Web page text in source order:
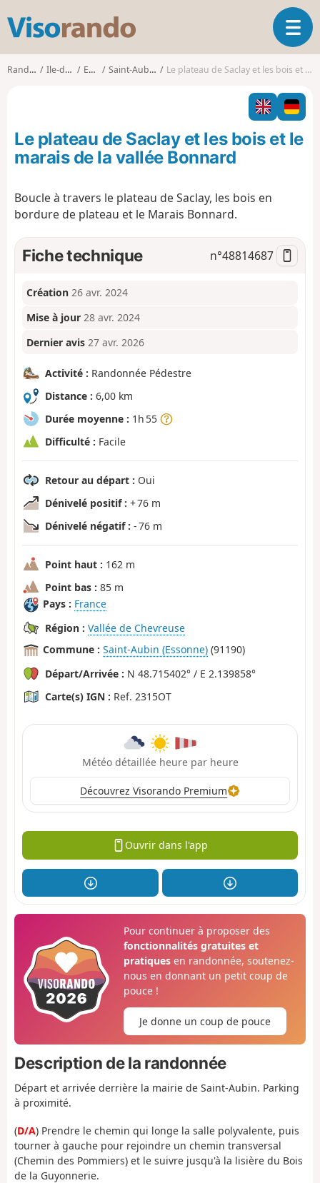
s
o
o
O
u
i
r
l
a
t
Randonnées Ile-de-France Essonne Saint-Aubin (Essonne) Le plateau de Saclay et les bois et le marais de la vallée Bonnard
Le plateau de Saclay et les bois et le
marais de la vallée Bonnard
Boucle à travers le plateau de Saclay, les bois en
bordure de plateau et le Marais Bonnard.
Fiche technique n°48814687
Création 26 avr. 2024
Mise à jour 28 avr. 2024
Dernier avis 27 avr. 2026
Activité : Randonnée Pédestre
Distance : 6,00 km
Durée moyenne : 1h 55
Difficulté : Facile
Retour au départ : Oui
Dénivelé positif : + 76 m
Dénivelé négatif : - 76 m
Point haut : 162 m
Point bas : 85 m
Pays : France
Région : Vallée de Chevreuse
Commune : Saint-Aubin (Essonne) (91190)
Départ/Arrivée : N 48.715402° / E 2.139858°
Carte(s) IGN : Ref. 2315OT
Météo détaillée heure par heure
Découvrez Visorando Premium
Ouvrir dans l'app
Pour continuer à proposer des
fonctionnalités gratuites et
pratiquesen randonnée, soutenez-
nous en donnant un petit coup de
pouce !
Je donne un coup de pouce
Description de la randonnée
Départ et arrivée derrière la mairie de Saint-Aubin. Parking
à proximité.
(D/A) Prendre le chemin qui longe la salle polyvalente, puis
tourner à gauche pour rejoindre un chemin transversal
(Chemin des Pommiers) et le suivre jusqu'à la lisière du Bois
de la Guyonnerie.